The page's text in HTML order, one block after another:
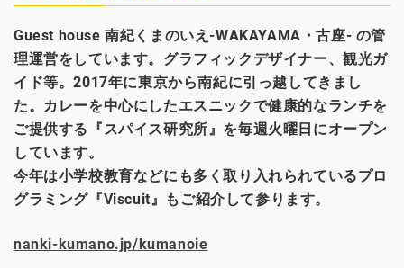
Guest house南紀くまのいえ-WAKAYAMA・古座- の管
理運営をしています。グラフィックデザイナー、観光ガ
イド等。2017年に東京から南紀に引っ越してきまし
た。カレーを中心にしたエスニックで健康的なランチを
ご提供する『スパイス研究所』を毎週火曜日にオープン
しています。
今年は小学校教育などにも多く取り入れられているプロ
グラミング『Viscuit』もご紹介して参ります。
nanki-kumano.jp/kumanoie